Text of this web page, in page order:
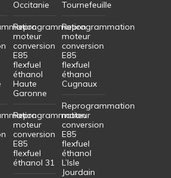
Occitanie
Reprogrammation
moteur
conversion
E85
flexfuel
éthanol
Haute
Garonne
Reprogrammation
moteur
conversion
E85
flexfuel
éthanol 31
Tournefeuille
Reprogrammation
moteur
conversion
E85
flexfuel
éthanol
Cugnaux
Reprogrammation
moteur
conversion
E85
flexfuel
éthanol
L’Isle
Jourdain